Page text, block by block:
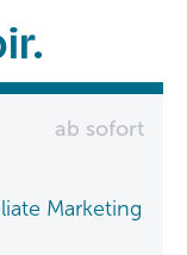
ab sofort
Marketing